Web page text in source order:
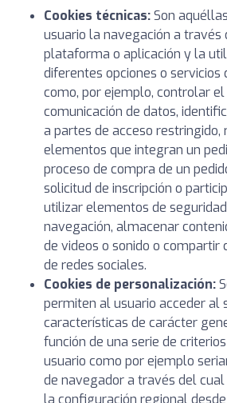
Cookies técnicas:Son
usuario la navegación a través
plataforma o aplicación y la
diferentes opciones o servicios
como, por ejemplo, controlar
comunicación de datos,
a partes de acceso restringido,
elementos que integran un
proceso de compra de un
solicitud de inscripción o
utilizar elementos de
navegación, almacenar
de videos o sonido o compartir
de redes sociales.
Cookies de personalización:
permiten al usuario acceder al
características de carácter
función de una serie de
usuario como por ejemplo
de navegador a través del cual
la configuración regional